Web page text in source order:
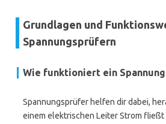
Grundlagen und
Spannungsprüfern
Wie funktioniert ein
Spannungsprüfer helfen dir dabei,
einem elektrischen Leiter Strom